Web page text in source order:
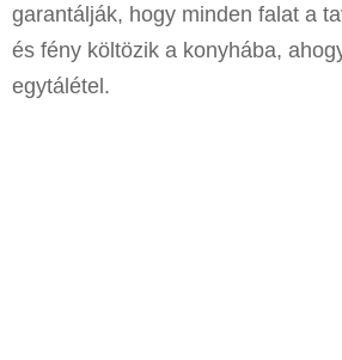
garantálják, hogy minden falat a
és fény költözik a konyhába,
egytálétel.